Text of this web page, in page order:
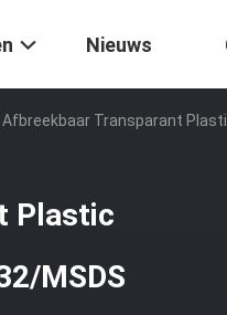
Nieuws
Transparant
Plastic
MSDS